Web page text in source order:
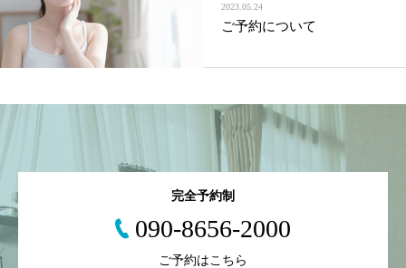
2023.05.24
ご予約について
完全予約制
090-8656-2000
ご予約はこちら